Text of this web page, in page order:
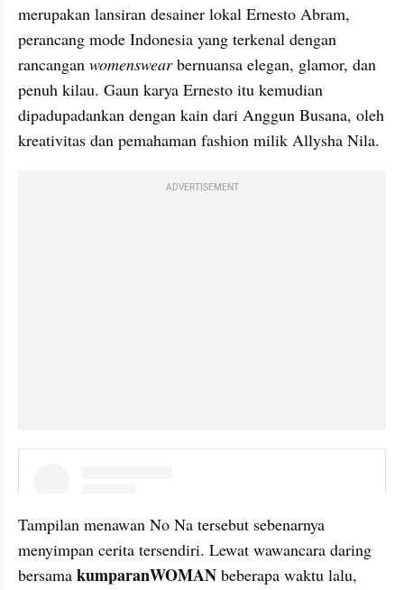
merupakan lansiran desainer lokal Ernesto Abram,
perancang mode Indonesia yang terkenal dengan
rancangan womenswear bernuansa elegan, glamor, dan
penuh kilau. Gaun karya Ernesto itu kemudian
dipadupadankan dengan kain dari Anggun Busana, oleh
kreativitas dan pemahaman fashion milik Allysha Nila.
ADVERTISEMENT
Tampilan menawan No Na tersebut sebenarnya
menyimpan cerita tersendiri. Lewat wawancara daring
bersama kumparanWOMAN beberapa waktu lalu,